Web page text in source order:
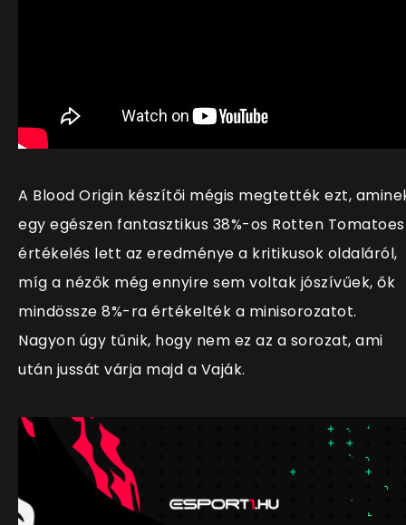
A Blood Origin készítői mégis megtették ezt,
egy egészen fantasztikus 38%-os Rotten Tomatoes
értékelés lett az eredménye a kritikusok oldaláról,
míg a nézők még ennyire sem voltak jószívűek, ők
mindössze 8%-ra értékelték a minisorozatot.
Nagyon úgy tűnik, hogy nem ez az a sorozat, ami
után jussát várja majd a Vaják.